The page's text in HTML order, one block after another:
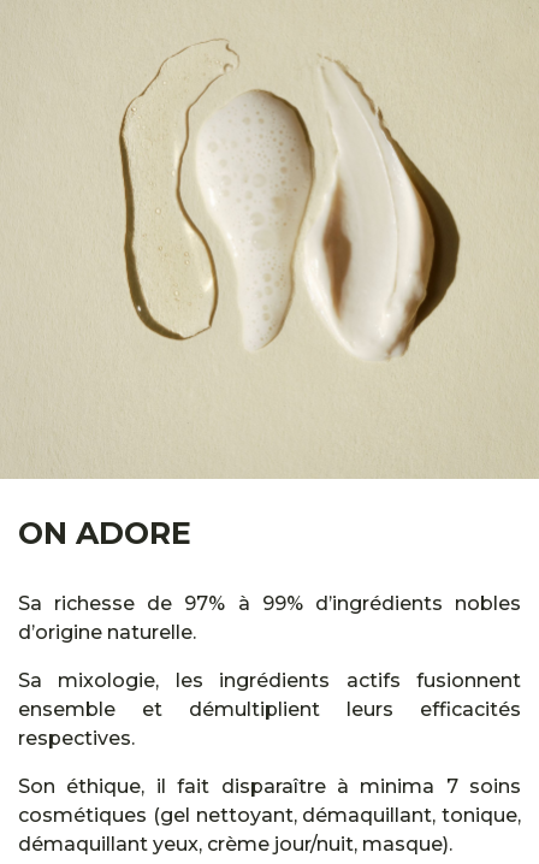
ON ADORE
Sa richesse de 97% à 99% d’ingrédients nobles
d’origine naturelle.
Sa mixologie, les ingrédients actifs fusionnent
ensemble et démultiplient leurs efficacités
respectives.
Son éthique, il fait disparaître à minima 7 soins
cosmétiques (gel nettoyant, démaquillant, tonique,
démaquillant yeux, crème jour/nuit, masque).